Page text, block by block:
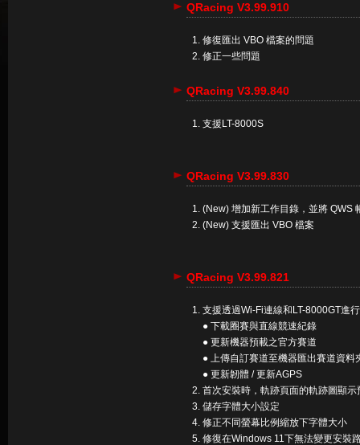
QRacing V3.99.910
修復匯出 VBO 檔案的問題
修正一些問題
QRacing V3.99.840
支援LT-8000S
QRacing V3.99.830
(New) 增加新工作目錄，並將 QWS
(New) 支援匯出 VBO 檔案
QRacing V3.99.821
支援透過Wi-Fi連線和LT-8000GT進
● 下載圈賽與直線競速紀錄
● 更新機器預載之官方賽道
● 上傳自訂賽道至機器匯出賽道資料
● 更新韌體 / 更新AGPS
首次安裝時，軌跡頁面的軌跡圖顯示
儲存字體大小設定
修正不同螢幕比例縮放下字體大小
修復在Windows 11下無法變更安裝